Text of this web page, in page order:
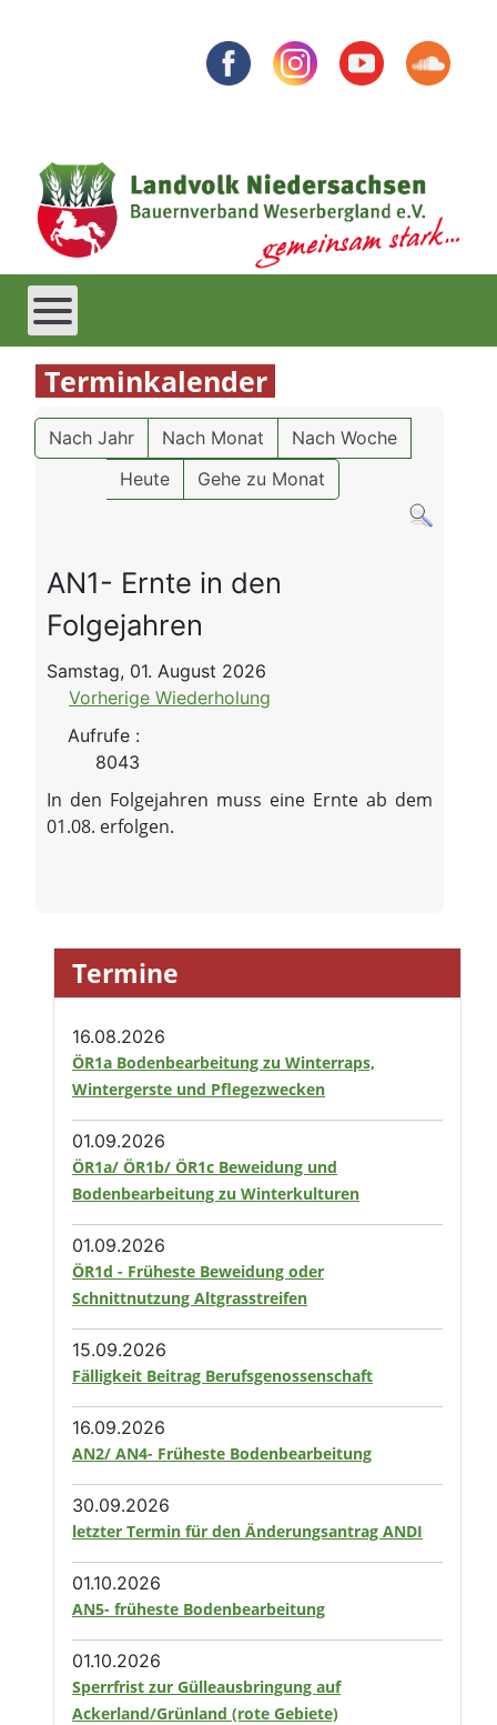
Terminkalender
Nach Jahr Nach Monat
Nach Woche
Heute
Gehe zu Monat
AN1- Ernte in den
Folgejahren
Samstag, 01. August 2026
Vorherige Wiederholung
Aufrufe:
8043
In den Folgejahren muss eine Ernte ab dem
01.08. erfolgen.
Termine
16.08.2026
ÖR1a Bodenbearbeitung zu Winterraps,
Wintergerste und Pflegezwecken
01.09.2026
ÖR1a/ ÖR1b/ ÖR1c Beweidung und
Bodenbearbeitung zu Winterkulturen
01.09.2026
ÖR1d - Früheste Beweidung oder
Schnittnutzung Altgrasstreifen
15.09.2026
Fälligkeit Beitrag Berufsgenossenschaft
16.09.2026
AN2/ AN4- Früheste Bodenbearbeitung
30.09.2026
letzter Termin für den Änderungsantrag ANDI
01.10.2026
AN5- früheste Bodenbearbeitung
01.10.2026
Sperrfrist zur Gülleausbringung auf
Ackerland/Grünland (rote Gebiete)